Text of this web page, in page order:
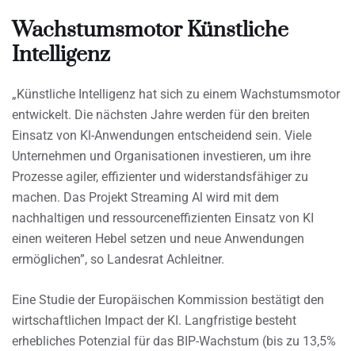
Wachstumsmotor Künstliche
Intelligenz
„Künstliche Intelligenz hat sich zu einem Wachstumsmotor
entwickelt. Die nächsten Jahre werden für den breiten
Einsatz von Kl-Anwendungen entscheidend sein. Viele
Unternehmen und Organisationen investieren, um ihre
Prozesse agiler, effizienter und widerstandsfähiger zu
machen. Das Projekt Streaming Al wird mit dem
nachhaltigen und ressourceneffizienten Einsatz von KI
einen weiteren Hebel setzen und neue Anwendungen
ermöglichen”, so Landesrat Achleitner.
Eine Studie der Europäischen Kommission bestätigt den
wirtschaftlichen Impact der KI. Langfristige besteht
erhebliches Potenzial für das BIP-Wachstum (bis zu 13,5%